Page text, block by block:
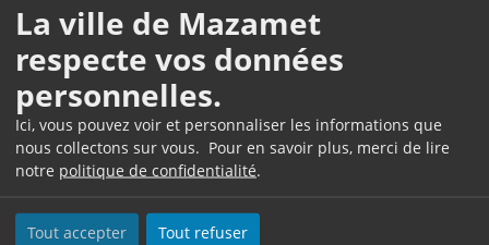
La ville de Mazamet
respecte vos données
personnelles.
Ici, vous pouvez voir et personnaliser les informations que
nous collectons sur vous. Pour en savoir plus, merci de lire
notre politique de confidentialité.
Tout accepter Tout refuser
TRAVAUX DE VOIRIE ET
CIRCULATION
Actualités